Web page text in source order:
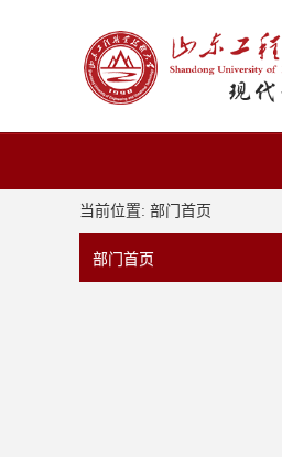
当前位置: 部门首页
部门首页